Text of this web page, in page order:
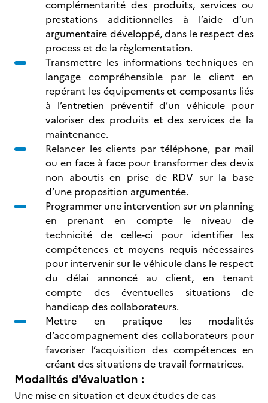
complémentarité des produits, services ou
prestations additionnelles à l’aide d’un
argumentaire développé, dans le respect des
process et de la règlementation.
Transmettre les informations techniques en
langage compréhensible par le client en
repérant les équipements et composants liés
à l’entretien préventif d’un véhicule pour
valoriser des produits et des services de la
maintenance.
Relancer les clients par téléphone, par mail
ou en face à face pour transformer des devis
non aboutis en prise de RDV sur la base
d’une proposition argumentée.
Programmer une intervention sur un planning
en prenant en compte le niveau de
technicité de celle-ci pour identifier les
compétences et moyens requis nécessaires
pour intervenir sur le véhicule dans le respect
du délai annoncé au client, en tenant
compte des éventuelles situations de
handicap des collaborateurs.
Mettre en pratique les modalités
d’accompagnement des collaborateurs pour
favoriser l’acquisition des compétences en
créant des situations de travail formatrices.
Modalités d'évaluation :
Une mise en situation et deux études de cas